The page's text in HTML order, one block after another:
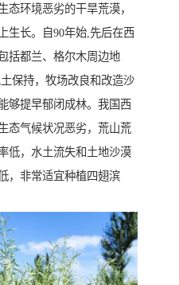
态环境恶劣的干旱荒漠，
生长。自90年始,先后在西
括都兰、格尔木周边地
保持，牧场改良和改造沙
够提早郁闭成林。我国西
态气候状况恶劣，荒山荒
低，水土流失和土地沙漠
，非常适宜种植四翅滨